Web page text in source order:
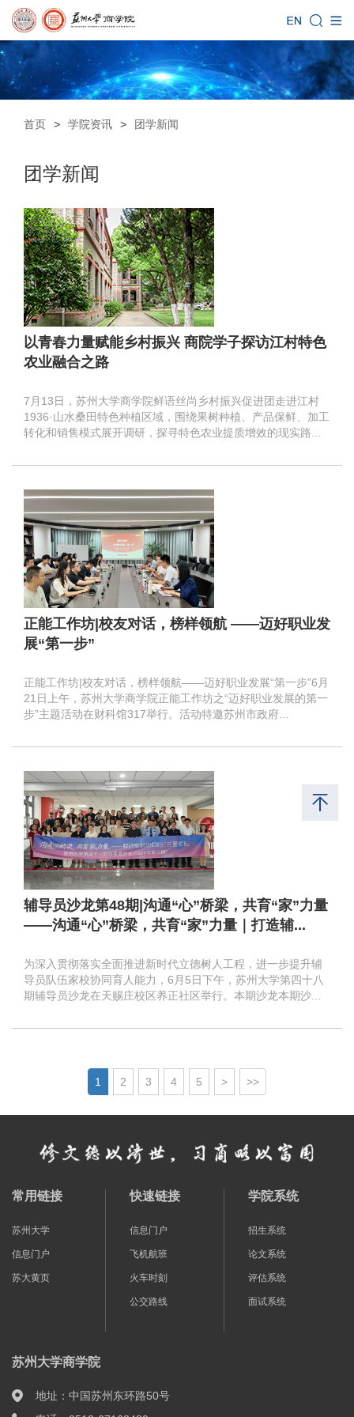
首页 > 学院资讯 > 团学新闻
团学新闻
以青春力量赋能乡村振兴 商院学子探访江村特色
农业融合之路
7月13日，苏州大学商学院鲜语丝尚乡村振兴促进团走进江村
1936·山水桑田特色种植区域，围绕果树种植、产品保鲜、加工
转化和销售模式展开调研，探寻特色农业提质增效的现实路...
正能工作坊|校友对话，榜样领航 ——迈好职业发
展“第一步”
正能工作坊|校友对话，榜样领航——迈好职业发展“第一步”6月
21日上午，苏州大学商学院正能工作坊之“迈好职业发展的第一
步”主题活动在财科馆317举行。活动特邀苏州市政府...
辅导员沙龙第48期|沟通“心”桥梁，共育“家”力量
——沟通“心”桥梁，共育“家”力量｜打造辅...
为深入贯彻落实全面推进新时代立德树人工程，进一步提升辅
导员队伍家校协同育人能力，6月5日下午，苏州大学第四十八
期辅导员沙龙在天赐庄校区养正社区举行。本期沙龙本期沙...
1 2 3 4 5 > >>
常用链接
苏州大学
信息门户
苏大黄页
快速链接
信息门户
飞机航班
火车时刻
公交路线
学院系统
招生系统
论文系统
评估系统
面试系统
苏州大学商学院
地址：中国苏州东环路50号